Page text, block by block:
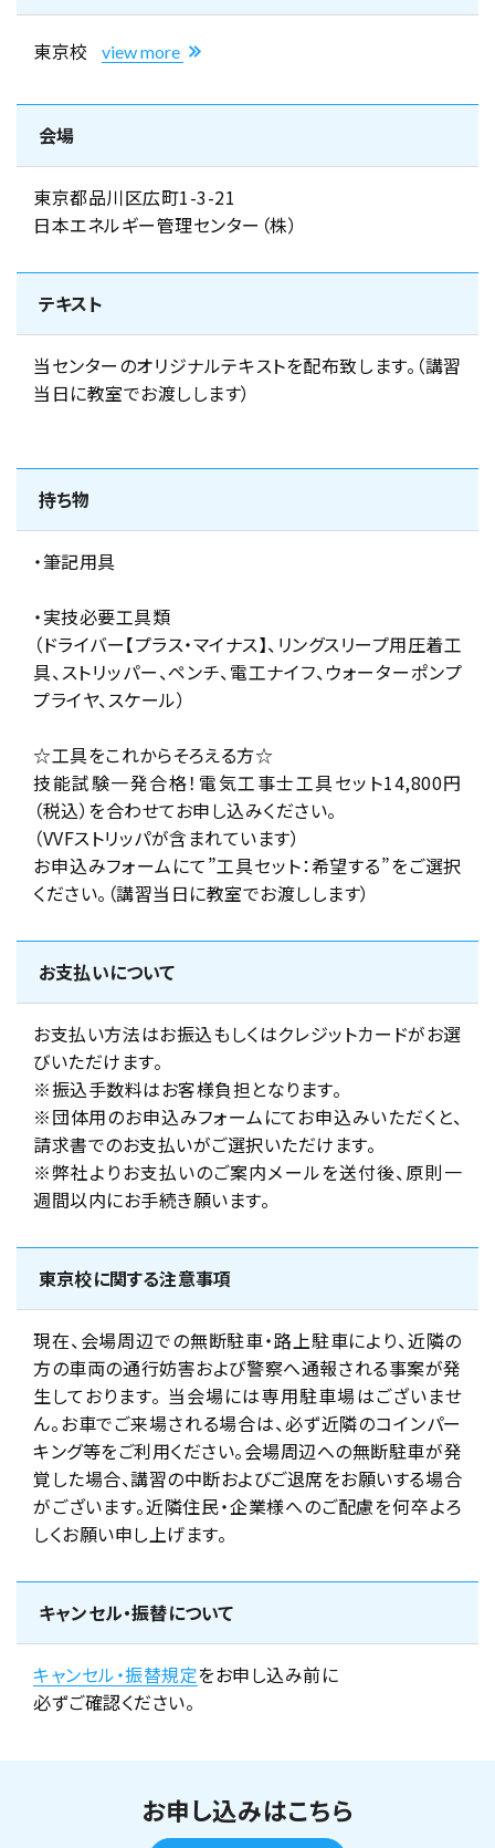
東京校 view more
会場
東京都品川区広町1-3-21
日本エネルギー管理センター（株）
テキスト
当センターのオリジナルテキストを配布致します。（講習
当日に教室でお渡しします）
持ち物
・筆記用具
・実技必要工具類
（ドライバー【プラス・マイナス】、リングスリープ用圧着工
具、ストリッパー、ペンチ、電工ナイフ、ウォーターポンプ
プライヤ、スケール）
☆工具をこれからそろえる方☆
技能試験一発合格！電気工事士工具セット14,800円
（税込）を合わせてお申し込みください。
（VVFストリッパが含まれています）
お申込みフォームにて”工具セット：希望する”をご選択
ください。（講習当日に教室でお渡しします）
お支払いについて
お支払い方法はお振込もしくはクレジットカードがお選
びいただけます。
※振込手数料はお客様負担となります。
※団体用のお申込みフォームにてお申込みいただくと、
請求書でのお支払いがご選択いただけます。
※弊社よりお支払いのご案内メールを送付後、原則一
週間以内にお手続き願います。
東京校に関する注意事項
現在、会場周辺での無断駐車・路上駐車により、近隣の
方の車両の通行妨害および警察へ通報される事案が発
生しております。 当会場には専用駐車場はございませ
ん。お車でご来場される場合は、必ず近隣のコインパー
キング等をご利用ください。会場周辺への無断駐車が発
覚した場合、講習の中断およびご退席をお願いする場合
がございます。近隣住民・企業様へのご配慮を何卒よろ
しくお願い申し上げます。
キャンセル・振替について
キャンセル・振替規定をお申し込み前に
必ずご確認ください。
お申し込みはこちら